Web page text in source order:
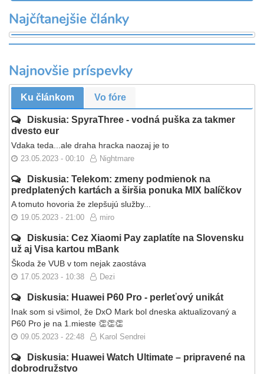
Najčítanejšie články
Najnovšie príspevky
Ku článkom Vo fóre
Diskusia: SpyraThree - vodná puška za takmer
dvesto eur
Vdaka teda...ale draha hracka naozaj je to
23.05.2023 - 00:10 Nightmare
Diskusia: Telekom: zmeny podmienok na
predplatených kartách a širšia ponuka MIX balíčkov
A tomuto hovoria že zlepšujú služby...
19.05.2023 - 21:00 miro
Diskusia: Cez Xiaomi Pay zaplatíte na Slovensku
už aj Visa kartou mBank
Škoda že VUB v tom nejak zaostáva
17.05.2023 - 10:38 Dezi
Diskusia: Huawei P60 Pro - perleťový unikát
Inak som si všimol, že DxO Mark bol dneska aktualizovaný a
P60 Pro je na 1.mieste 👏👏👏
09.05.2023 - 22:48 Karol Sendrei
Diskusia: Huawei Watch Ultimate – pripravené na
dobrodružstvo